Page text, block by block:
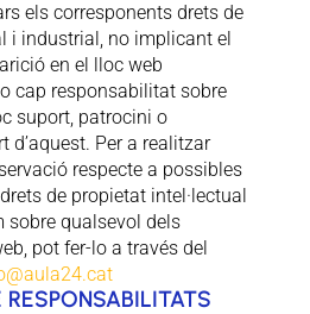
els corresponents drets de
i industrial, no implicant el
en el lloc web
cap responsabilitat sobre
suport, patrocini o
d’aquest. Per a realitzar
respecte a possibles
de propietat intel·lectual
sobre qualsevol dels
pot fer-lo a través del